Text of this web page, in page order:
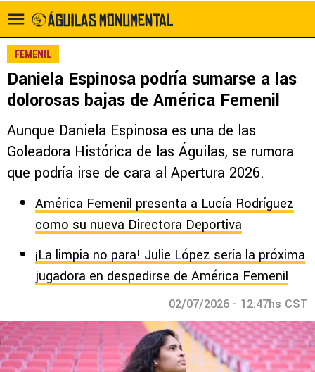
FEMENIL
Daniela Espinosa podría sumarse a las
dolorosas bajas de América Femenil
Aunque Daniela Espinosa es una de las
Goleadora Histórica de las Águilas, se rumora
que podría irse de cara al Apertura 2026.
América Femenil presenta a Lucía Rodríguez
como su nueva Directora Deportiva
¡La limpia no para! Julie López sería la próxima
jugadora en despedirse de América Femenil
02/07/2026 - 12:47hs CST